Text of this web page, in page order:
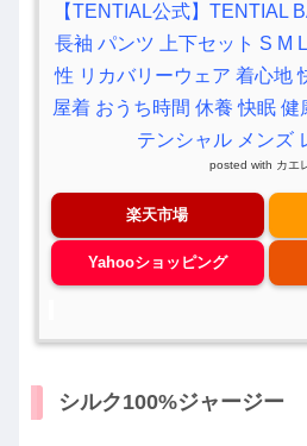
【TENTIAL公式】TENTIAL
長袖 パンツ 上下セット S M
性 リカバリーウェア 着心地
屋着 おうち時間 休養 快眠 健
テンシャル メンズ
posted with カエ
楽天市場
Yahooショッピング
シルク100%ジャージー